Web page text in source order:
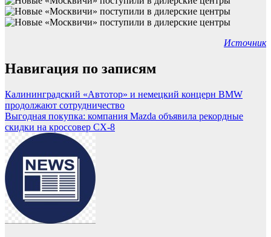
Источник
Навигация по записям
Калининградский «Автотор» и немецкий концерн BMW
продолжают сотрудничество
Выгодная покупка: компания Mazda объявила рекордные
скидки на кроссовер СХ-8